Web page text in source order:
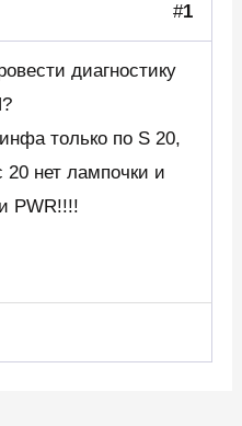
#1
диагностику
только по S 20,
20 нет лампочки и
PWR!!!!